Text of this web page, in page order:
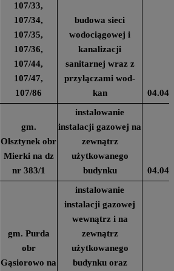
107/33,
107/34,
107/35,
107/36,
107/44,
107/47,
107/86
budowa sieci
wodociągowej i
kanalizacji
sanitarnej wraz z
przyłączami wod-
kan
gm.
Olsztynek obr
Mierki na dz
nr 383/1
instalowanie
instalacji gazowej na
zewnątrz
użytkowanego
budynku
gm. Purda
obr
Gąsiorowo na
instalowanie
instalacji gazowej
wewnątrz i na
zewnątrz
użytkowanego
budynku oraz